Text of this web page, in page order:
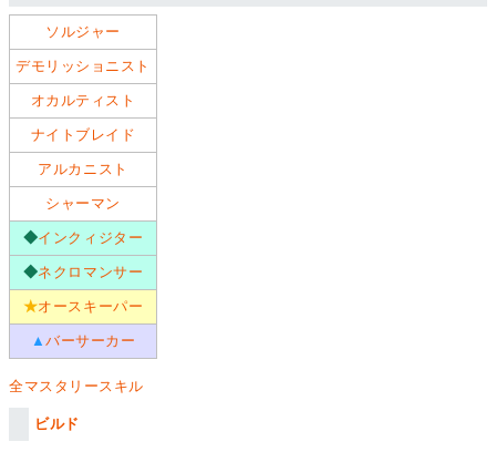
ソルジャー
デモリッショニスト
オカルティスト
ナイトブレイド
アルカニスト
シャーマン
◆インクィジター
◆ネクロマンサー
★オースキーパー
▲バーサーカー
全マスタリースキル
ビルド